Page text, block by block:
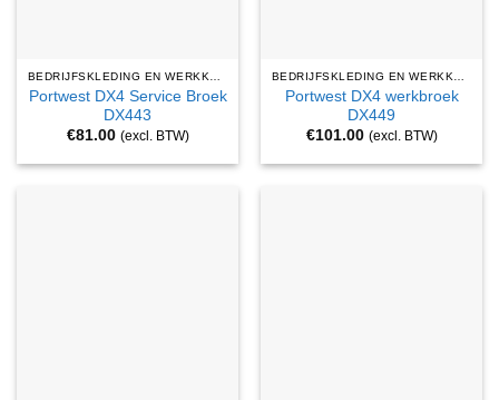
BEDRIJFSKLEDING EN WERKKLEDING
Portwest DX4 Service Broek
DX443
€81.00 (excl. BTW)
BEDRIJFSKLEDING EN WERKKLEDING
Portwest DX4 werkbroek
DX449
€101.00 (excl. BTW)